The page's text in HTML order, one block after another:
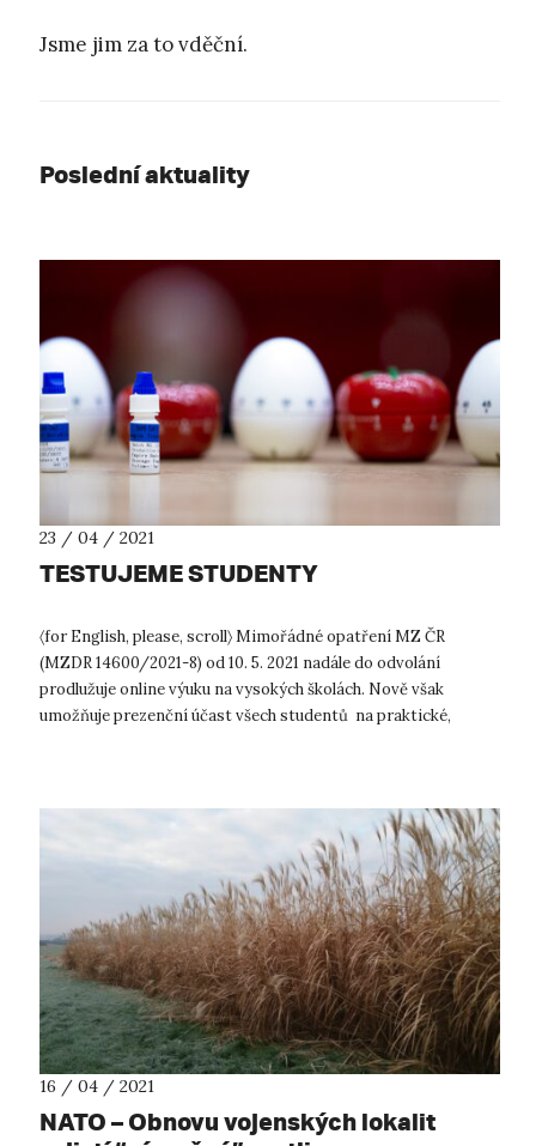
Jsme jim za to vděční.
Poslední aktuality
23 / 04 / 2021
TESTUJEME STUDENTY
〈for English, please, scroll〉 Mimořádné opatření MZ ČR
(MZDR 14600/2021-8) od 10. 5. 2021 nadále do odvolání
prodlužuje online výuku na vysokých školách. Nově však
umožňuje prezenční účast všech studentů na praktické,
16 / 04 / 2021
NATO – Obnovu vojenských lokalit